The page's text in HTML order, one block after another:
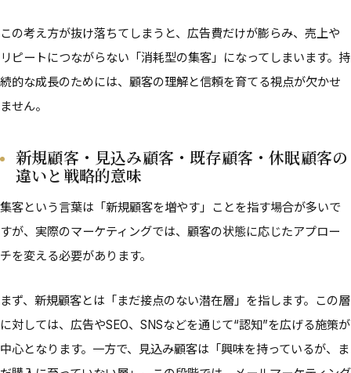
この考え方が抜け落ちてしまうと、広告費だけが膨らみ、売上や
リピートにつながらない「消耗型の集客」になってしまいます。持
続的な成長のためには、顧客の理解と信頼を育てる視点が欠かせ
ません。
新規顧客・見込み顧客・既存顧客・休眠顧客の
違いと戦略的意味
集客という言葉は「新規顧客を増やす」ことを指す場合が多いで
すが、実際のマーケティングでは、顧客の状態に応じたアプロー
チを変える必要があります。
まず、新規顧客とは「まだ接点のない潜在層」を指します。この層
に対しては、広告やSEO、SNSなどを通じて“認知”を広げる施策が
中心となります。一方で、見込み顧客は「興味を持っているが、ま